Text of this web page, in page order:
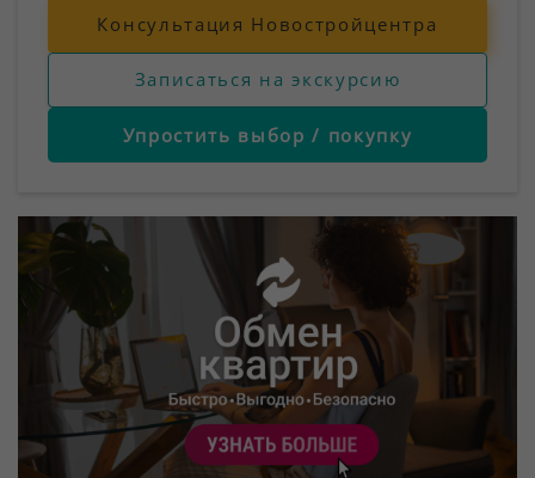
Консультация Новостройцентра
Записаться на экскурсию
Упростить выбор / покупку